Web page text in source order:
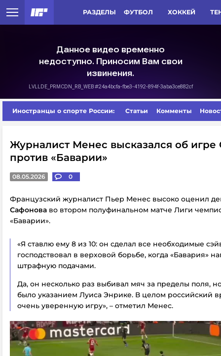
РАЗДЕЛЫ ФУТБОЛ ХОККЕЙ
Иностранцы о спорте России: Статьи Комменты
Журналист Менес высказался об игре
против «Баварии»
08.05.2026 0
Французский журналист Пьер Менес высоко оценил
Сафонова во втором полуфинальном матче Лиги
«Баварии».
«Я ставлю ему 8 из 10: он сделал все необходимые
господствовал в верховой борьбе, когда «Бавария»
штрафную подачами.
Да, он несколько раз выбивал мяч за пределы поля,
было указанием Луиса Энрике. В целом российский
очень уверенную игру», – отметил Менес.